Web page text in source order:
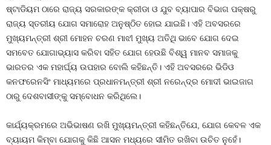
ଷ୍ଟାଡିୟମ ଠାରେ ରାଜ୍ୟ ସରକାରଙ୍କ କ୍ରୀଡା ଓ ଯୁବ ବ୍ୟାପାର ବିଭାଗ ପକ୍ଷରୁ
ରାଜ୍ୟ ସ୍ତରୀୟ ଯୋଗ ସମାରୋହ ଅନୁଷ୍ଠିତ ହୋଇ ଯାଇଛି। ଏହି ଅବସରରେ
ମୁଖ୍ୟମନ୍ତ୍ରୀ ଶ୍ରୀ ମୋହନ ଚରଣ ମାଝୀ ମୁଖ୍ୟ ଅତିଥି ଭାବେ ଯୋଗ ଦେଇ
ସମବେତ ଯୋଗାଭ୍ୟାସ କରିବା ସହିତ ଯୋଗ ହେଉଛି ବିଶ୍ୱ ମାନବ ସମାଜକୁ
ଭାରତର ଏକ ମହାର୍ଘ୍ୟ ଉପହାର ବୋଲି କହିଛନ୍ତି। ଏହି ଅବସରରେ ଭିଡିଓ
କନଫରେନସିଂ ମାଧ୍ୟମରେ ପ୍ରଧାନମନ୍ତ୍ରୀ ଶ୍ରୀ ନରେନ୍ଦ୍ର ମୋଦୀ ଭାଇଜାଗ
ଠାରୁ ଦେଶବାସୀଙ୍କୁ ସମ୍ବୋଧନ କରିଥିଲେ।
କାର୍ଯ୍ୟକ୍ରମରେ ଅଭିଭାଷଣ ରଖି ମୁଖ୍ୟମନ୍ତ୍ରୀ କହିଛନ୍ତିଯେ, ଯୋଗ କେବଳ ଏକ
ବ୍ୟାୟମ କିମ୍ବା ଯୋଗକୁ କିଛି ଆସନ ମଧ୍ୟରେ ସୀମିତ ରଖିବା ଉଚିତ ନୁହେଁ।